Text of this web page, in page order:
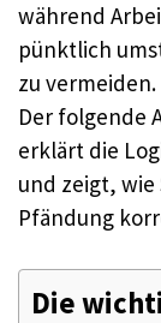
während
pünktlich
zu vermeiden.
Der folgende
erklärt die
und zeigt,
Pfändung
Die